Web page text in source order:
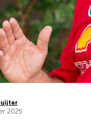
2025